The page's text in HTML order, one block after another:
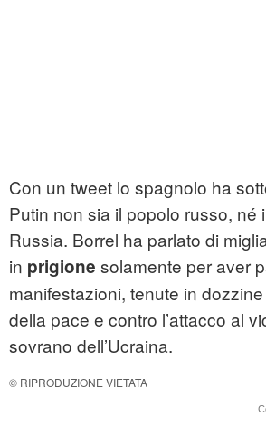
Con un tweet lo spagnolo ha
Putin non sia il popolo russo, né
Russia. Borrel ha parlato di
in prigione solamente per aver
manifestazioni, tenute in
della pace e contro l’attacco al
sovrano dell’Ucraina.
© RIPRODUZIONE VIETATA